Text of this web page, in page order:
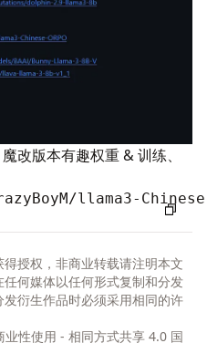
改版本有趣权重 & 训练、
llama3-
授权，非商业转载请注明本文
何媒体以任何形式复制和分发
衍生作品时必须采用相同的许
业性使用 - 相同方式共享 4.0 国